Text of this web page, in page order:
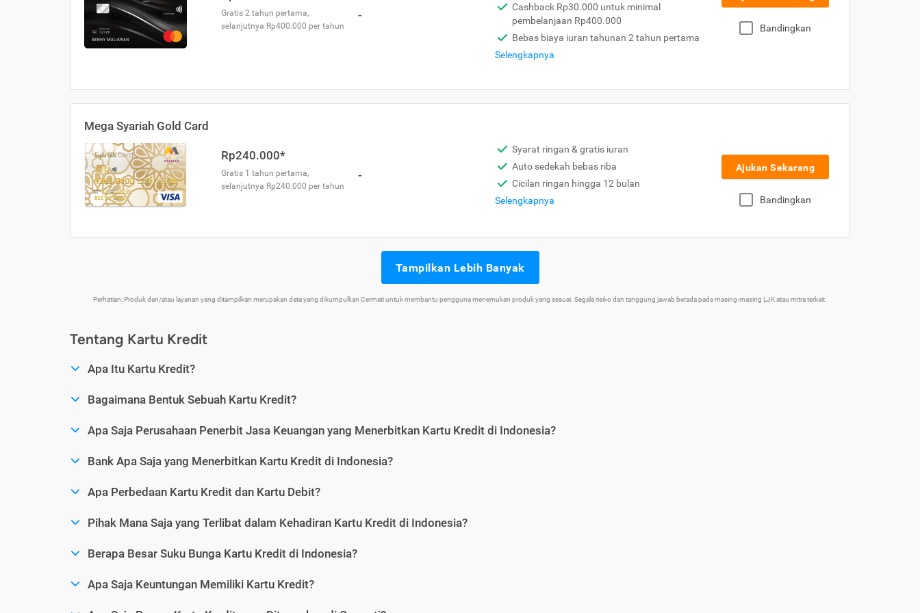
Gratis 2 tahun pertama,
selanjutnya Rp400.000 per tahun
-
Cashback Rp30.000 untuk minimal
pembelanjaan Rp400.000
Bebas biaya iuran tahunan 2 tahun pertama
Selengkapnya
Bandingkan
Mega Syariah Gold Card
Rp240.000*
Gratis 1 tahun pertama,
selanjutnya Rp240.000 per tahun
-
Syarat ringan & gratis iuran
Auto sedekah bebas riba
Cicilan ringan hingga 12 bulan
Selengkapnya
Ajukan Sekarang
Bandingkan
Tampilkan Lebih Banyak
Perhatian: Produk dan/atau layanan yang ditampilkan merupakan data yang dikumpulkan Cermati untuk membantu pengguna menemukan produk yang sesuai. Segala risiko dan tanggung jawab berada pada masing-masing LJK atau mitra terkait.
Tentang Kartu Kredit
Apa Itu Kartu Kredit?
Bagaimana Bentuk Sebuah Kartu Kredit?
Apa Saja Perusahaan Penerbit Jasa Keuangan yang Menerbitkan Kartu Kredit di Indonesia?
Bank Apa Saja yang Menerbitkan Kartu Kredit di Indonesia?
Apa Perbedaan Kartu Kredit dan Kartu Debit?
Pihak Mana Saja yang Terlibat dalam Kehadiran Kartu Kredit di Indonesia?
Berapa Besar Suku Bunga Kartu Kredit di Indonesia?
Apa Saja Keuntungan Memiliki Kartu Kredit?